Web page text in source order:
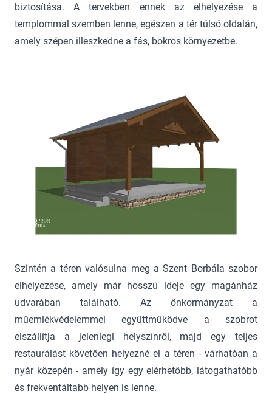
biztosítása. A tervekben ennek az elhelyezése a
templommal szemben lenne, egészen a tér túlsó oldalán,
amely szépen illeszkedne a fás, bokros környezetbe.
Szintén a téren valósulna meg a Szent Borbála szobor
elhelyezése, amely már hosszú ideje egy magánház
udvarában található. Az önkormányzat a
műemlékvédelemmel együttműködve a szobrot
elszállítja a jelenlegi helyszínről, majd egy teljes
restaurálást követően helyezné el a téren - várhatóan a
nyár közepén - amely így egy elérhetőbb, látogathatóbb
és frekventáltabb helyen is lenne.